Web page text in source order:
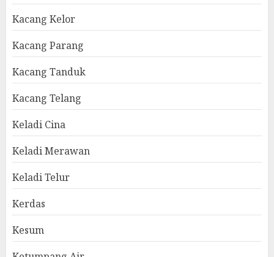
Kacang Kelor
Kacang Parang
Kacang Tanduk
Kacang Telang
Keladi Cina
Keladi Merawan
Keladi Telur
Kerdas
Kesum